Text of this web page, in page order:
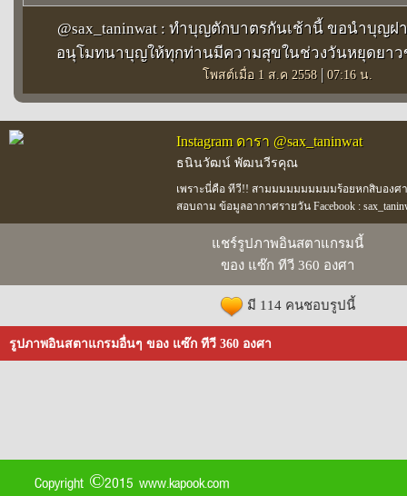
@sax_taninwat : ทำบุญตักบาตรกันเช้านี้ ขอนำบุญ
อนุโมทนาบุญให้ทุกท่านมีความสุขในช่วงวันหยุดยา
โพสต์เมื่อ 1 ส.ค 2558 | 07:16 น.
Instagram ดารา @sax_taninwat
ธนินวัฒน์ พัฒนวีรคุณ
เพราะนี่คือ ทีวี!! สามมมมมมมมมมร้อยหกสิบองศา
สอบถาม ข้อมูลอากาศรายวัน Facebook :
แชร์รูปภาพอินสตาแกรมนี้
ของ แซ๊ก ทีวี 360 องศา
มี 114 คนชอบรูปนี้
รูปภาพอินสตาแกรมอื่นๆ ของ แซ๊ก ทีวี 360 องศา
Copyright ©2015 www.kapook.com